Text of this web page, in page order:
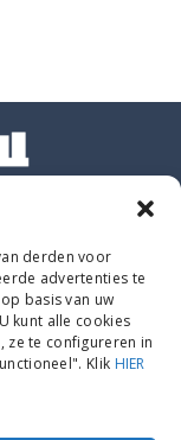
derden voor
advertenties te
basis van uw
kunt alle cookies
ze te configureren in
Klik HIER